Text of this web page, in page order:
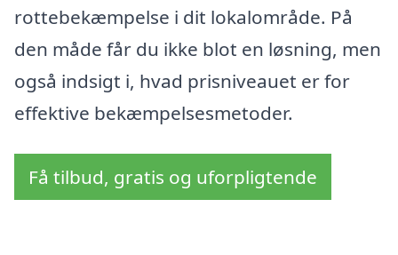
rottebekæmpelse i dit lokalområde. På
den måde får du ikke blot en løsning, men
også indsigt i, hvad prisniveauet er for
effektive bekæmpelsesmetoder.
Få tilbud, gratis og uforpligtende